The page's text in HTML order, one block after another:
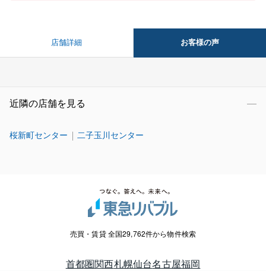
店舗詳細 お客様の声
近隣の店舗を見る
桜新町センター 二子玉川センター
売買・賃貸 全国29,762件から物件検索
首都圏関西札幌仙台名古屋福岡